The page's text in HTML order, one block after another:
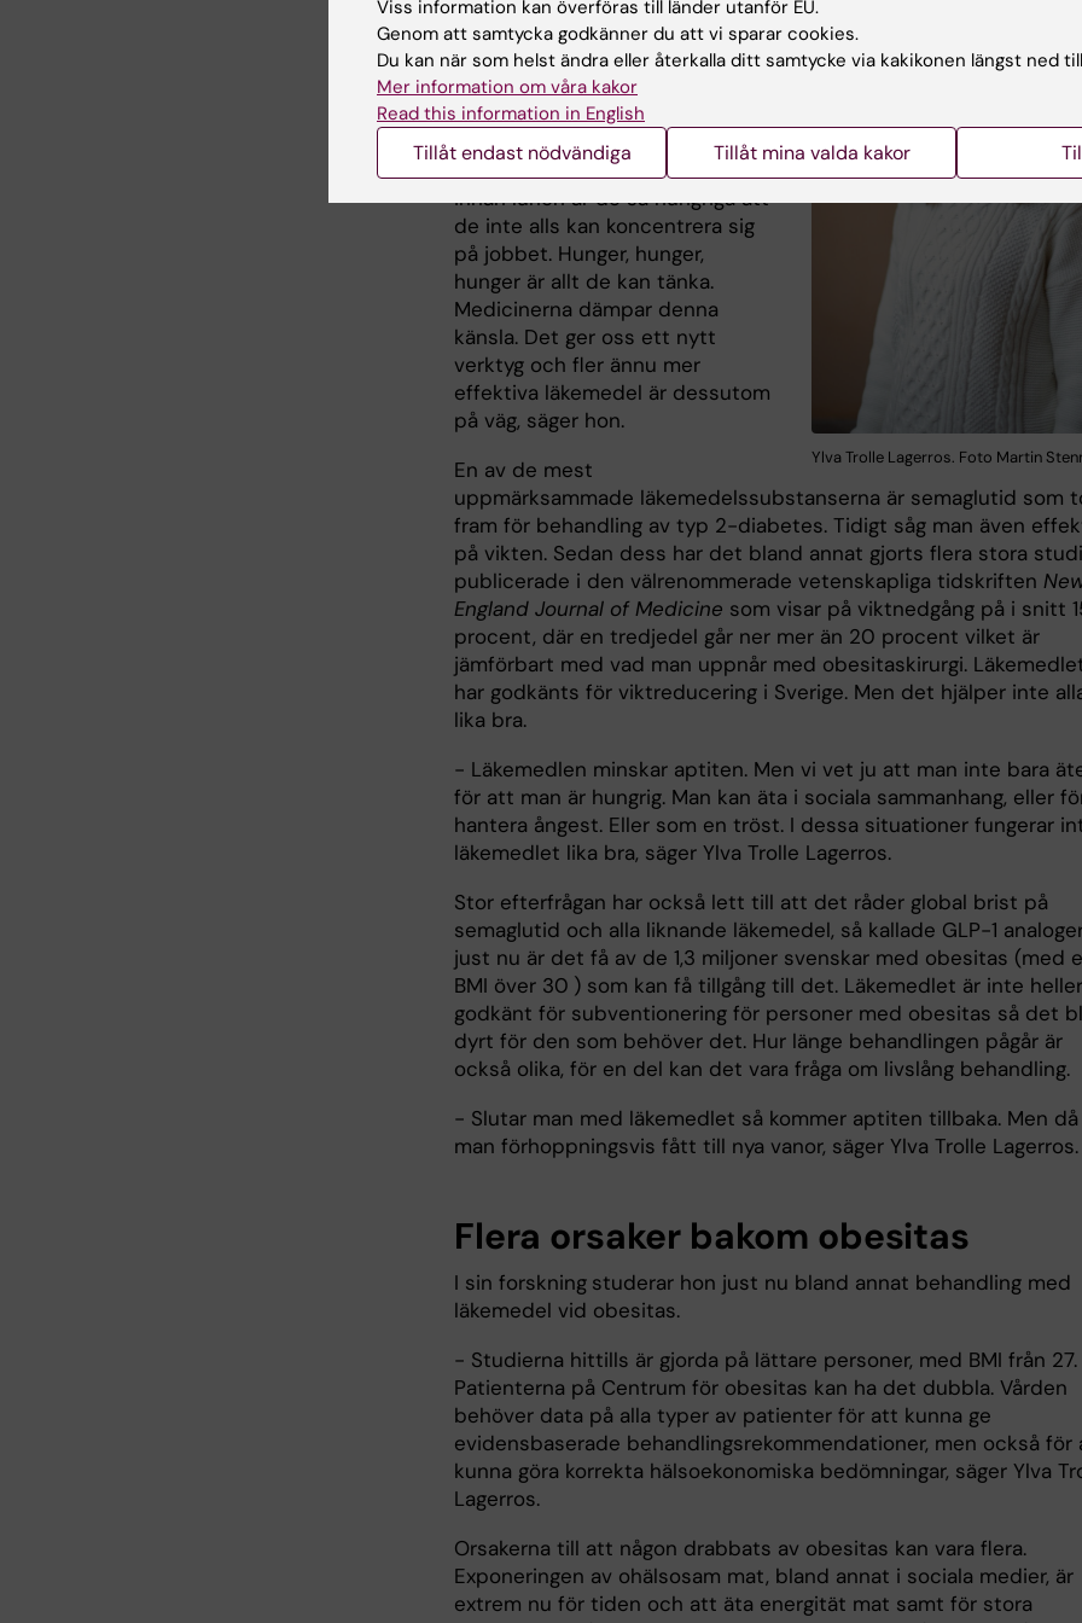
Ylva Trolle Lagerros. Foto Martin
det roligare att arbeta i detta
område, tycker Ylva Trolle
Lagerros.
- Ofta kan patienterna beskriva
hungern som en ständigt
närvarande tinnitus. Timmen
innan lunch är de så hungriga att
de inte alls kan koncentrera sig
på jobbet. Hunger, hunger,
hunger är allt de kan tänka.
Medicinerna dämpar denna
känsla. Det ger oss ett nytt
verktyg och fler ännu mer
effektiva läkemedel är dessutom
på väg, säger hon.
En av de mest
uppmärksammade läkemedelssubstanserna är semaglutid som
fram för behandling av typ 2-diabetes. Tidigt såg man även
på vikten. Sedan dess har det bland annat gjorts flera stora
publicerade i den välrenommerade vetenskapliga tidskriften
England Journal of Medicine som visar på viktnedgång på i snitt
procent, där en tredjedel går ner mer än 20 procent vilket är
jämförbart med vad man uppnår med obesitaskirurgi.
har godkänts för viktreducering i Sverige. Men det hjälper inte
lika bra.
- Läkemedlen minskar aptiten. Men vi vet ju att man inte bara
för att man är hungrig. Man kan äta i sociala sammanhang, eller
hantera ångest. Eller som en tröst. I dessa situationer fungerar
läkemedlet lika bra, säger Ylva Trolle Lagerros.
Stor efterfrågan har också lett till att det råder global brist på
semaglutid och alla liknande läkemedel, så kal­lade GLP-1
just nu är det få av de 1,3 miljoner svenskar med obesitas (med
BMI över 30 ) som kan få tillgång till det. Läkemedlet är inte heller
godkänt för subventionering för personer med obesitas så det
dyrt för den som behöver det. Hur länge behandlingen pågår är
också olika, för en del kan det vara fråga om livslång behandling.
- Slutar man med läkemedlet så kommer aptiten tillbaka. Men
man förhoppningsvis fått till nya vanor, säger Ylva Trolle Lagerros.
Flera orsaker bakom obesitas
I sin forskning studerar hon just nu bland annat behandling med
läkemedel vid obesitas.
- Studierna hittills är gjorda på lättare personer, med BMI från 27.
Patienterna på Centrum för obesitas kan ha det dubbla. Vården
behöver data på alla typer av patienter för att kunna ge
evidensbaserade behandlingsrekommendationer, men också för
kunna göra korrekta hälsoekonomiska bedömningar, säger Ylva
Lagerros.
Orsakerna till att någon drabbats av obesitas kan vara flera.
Exponeringen av ohälsosam mat, bland annat i sociala medier, är
extrem nu för tiden och att äta energität mat samt för stora
Viss information kan överföras till länder utanför EU.
Genom att samtycka godkänner du att vi sparar cookies.
Du kan när som helst ändra eller återkalla ditt samtycke via kakikonen längst ned
Mer information om våra kakor
Read this information in English
Tillåt endast nödvändiga Tillåt mina valda kakor